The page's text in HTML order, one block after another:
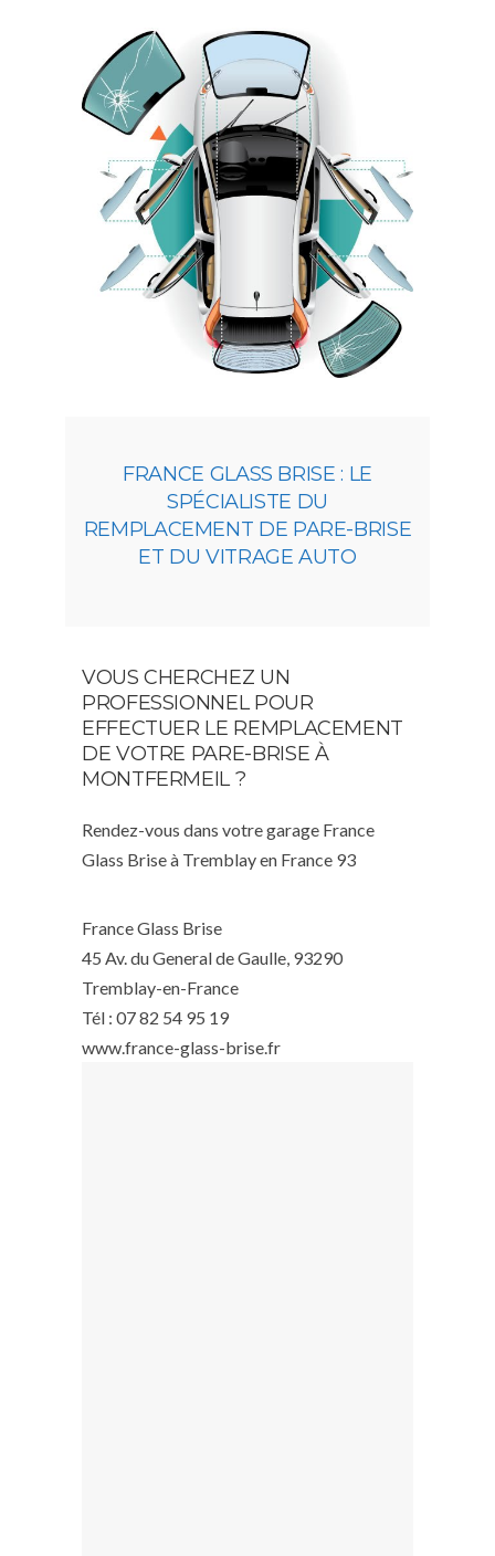
FRANCE GLASS BRISE : LE
SPÉCIALISTE DU
REMPLACEMENT DE PARE-BRISE
ET DU VITRAGE AUTO
VOUS CHERCHEZ UN
PROFESSIONNEL POUR
EFFECTUER LE REMPLACEMENT
DE VOTRE PARE-BRISE À
MONTFERMEIL ?
Rendez-vous dans votre garage France
Glass Brise à Tremblay en France 93
France Glass Brise
45 Av. du General de Gaulle, 93290
Tremblay-en-France
Tél : 07 82 54 95 19
www.france-glass-brise.fr